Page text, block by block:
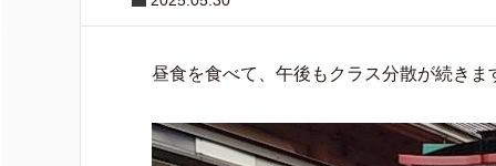
昼食を食べて、午後もクラス分散が続きま